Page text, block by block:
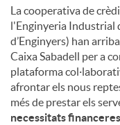
La cooperativa de
l'Enginyeria Industrial
d’Enginyers) han
Caixa Sabadell per a
plataforma
afrontar els nous
més de prestar els
necessitats